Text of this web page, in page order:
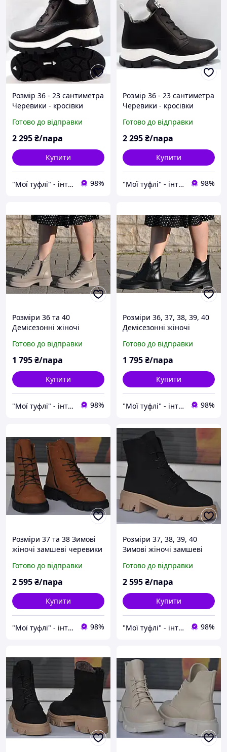
Розмір 36 - 23 сантиметра
Черевики - кросівки
чорні Mermaid 03/12
Готово до відправки
2 295₴/пара
Купити
"Мої туфлі" - інтернет магазин взуття на всі випадки життя. 98%
Розмір 36 - 23 сантиметра
Черевики - кросівки
чорні Mermaid 03/12
Готово до відправки
2 295₴/пара
Купити
"Мої туфлі" - інтернет магазин взуття на всі випадки життя. 98%
Розміри 36 та 40
Демісезонні жіночі
танкетці / платформі,
бежеві, повнорозмірні
Готово до відправки
1 795₴/пара
Купити
"Мої туфлі" - інтернет магазин взуття на всі випадки життя. 98%
Розміри 36, 37, 38, 39, 40
Демісезонні жіночі
танкетці / платформі,
чорні, повнорозмірні
Готово до відправки
1 795₴/пара
Купити
"Мої туфлі" - інтернет магазин взуття на всі випадки життя. 98%
Розміри 37 та 38 Зимові
жіночі замшеві черевики
коричневі Mermaid 112-
20
Готово до відправки
2 595₴/пара
Купити
"Мої туфлі" - інтернет магазин взуття на всі випадки життя. 98%
Розміри 37, 38, 39, 40
Зимові жіночі замшеві
платформі, чорні
Mermaid 112-11
Готово до відправки
2 595₴/пара
Купити
"Мої туфлі" - інтернет магазин взуття на всі випадки життя. 98%